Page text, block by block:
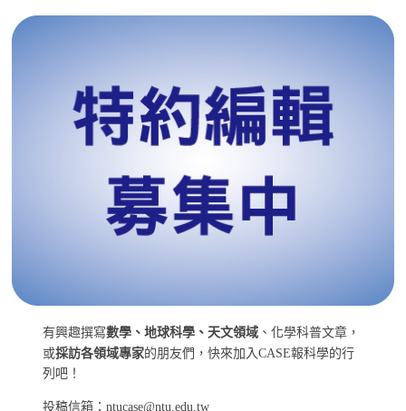
有興趣撰寫數學、地球科學、天文領域 、化學科普文章，
或採訪各領域專家的朋友們，快來加入CASE報科學的行
列吧！
投稿信箱：ntucase@ntu.edu.tw